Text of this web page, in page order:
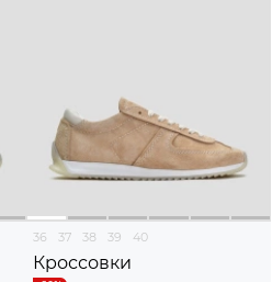
36 37 38 39 40
Кроссовки